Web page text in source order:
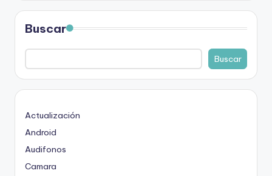
Buscar
Buscar
Actualización
Android
Audifonos
Camara